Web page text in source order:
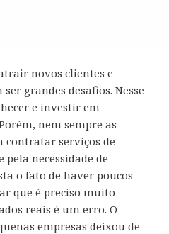
novos clientes e
grandes desafios. Nesse
e investir em
nem sempre as
contratar serviços de
necessidade de
o fato de haver poucos
que é preciso muito
reais é um erro. O
empresas deixou de